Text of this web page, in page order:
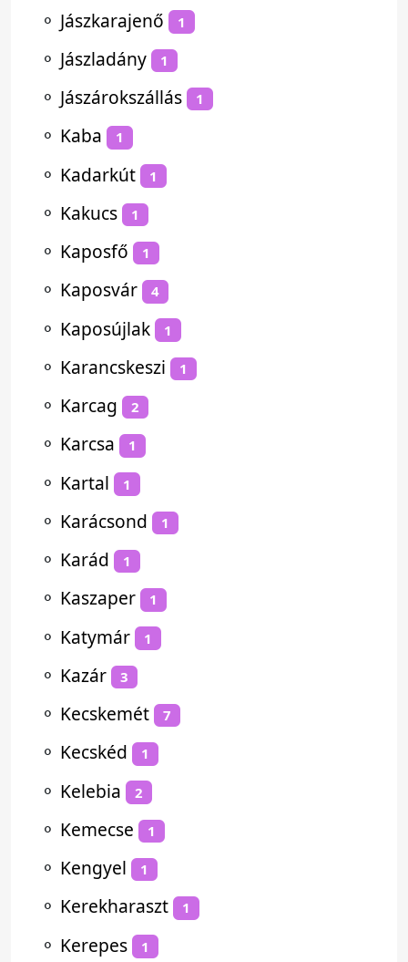
⚬ Jászkarajenő 1
⚬ Jászladány 1
⚬ Jászárokszállás 1
⚬ Kaba 1
⚬ Kadarkút 1
⚬ Kakucs 1
⚬ Kaposfő 1
⚬ Kaposvár 4
⚬ Kaposújlak 1
⚬ Karancskeszi 1
⚬ Karcag 2
⚬ Karcsa 1
⚬ Kartal 1
⚬ Karácsond 1
⚬ Karád 1
⚬ Kaszaper 1
⚬ Katymár 1
⚬ Kazár 3
⚬ Kecskemét 7
⚬ Kecskéd 1
⚬ Kelebia 2
⚬ Kemecse 1
⚬ Kengyel 1
⚬ Kerekharaszt 1
⚬ Kerepes 1